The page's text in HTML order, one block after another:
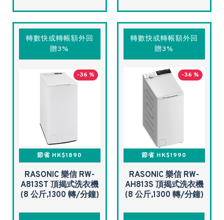
轉數快或轉帳額外回
贈3%
-36 %
節省 HK$1890
RASONIC 樂信 RW-
A813ST 頂揭式洗衣機
(8 公斤,1300 轉/分鐘)
轉數快或轉帳額外回
贈3%
-36 %
節省 HK$1990
RASONIC 樂信 RW-
AH813S 頂揭式洗衣機
(8 公斤,1300 轉/分鐘)